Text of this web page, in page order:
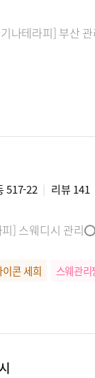
나테라피] 부산
517-22 리뷰 141
] 스웨디시 관리
이콘 세희 스웨관리